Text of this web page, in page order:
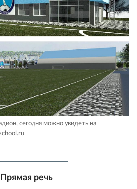
сегодня можно увидеть на
Прямая речь